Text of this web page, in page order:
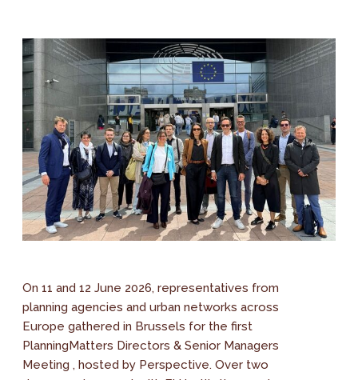
On 11 and 12 June 2026, representatives from
planning agencies and urban networks across
Europe gathered in Brussels for the first
PlanningMatters Directors & Senior Managers
Meeting , hosted by Perspective. Over two